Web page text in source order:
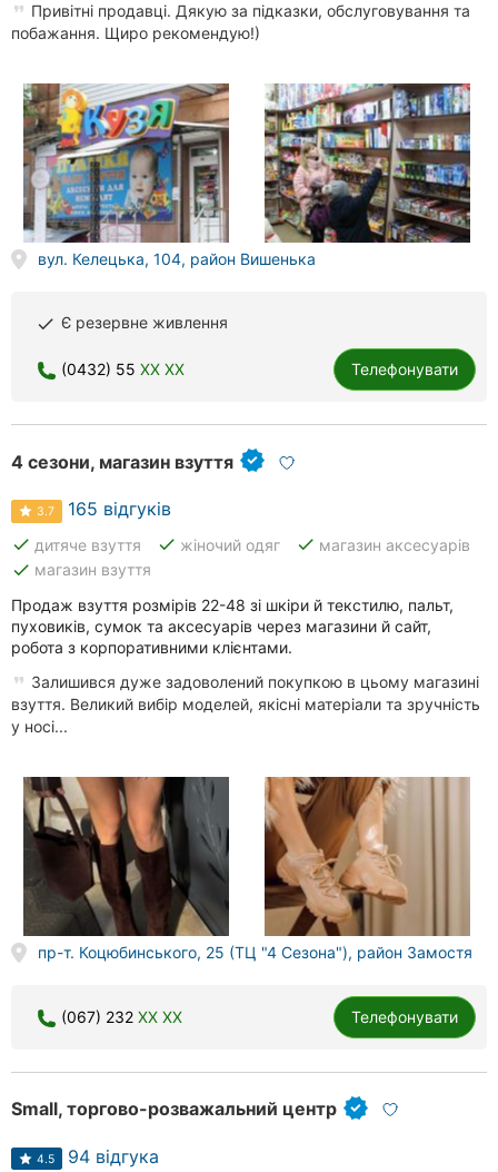
Львів
Кривий
Ріг
Миколаїв
Херсон
Полтава
Франківськ
Луцьк
Ужгород
Карпати
Привітні продавці. Дякую за підказки, обслуговування та
побажання. Щиро рекомендую!)
вул. Келецька, 104, район Вишенька
done Є резервне живлення
(0432) 55 XX XX Телефонувати
4 сезони, магазин взуття
3.7 165 відгуків
done дитяче взуття done жіночий одяг done магазин аксесуарів
done магазин взуття
Продаж взуття розмірів 22-48 зі шкіри й текстилю, пальт,
пуховиків, сумок та аксесуарів через магазини й сайт,
робота з корпоративними клієнтами.
Залишився дуже задоволений покупкою в цьому магазині
взуття. Великий вибір моделей, якісні матеріали та зручність
у носі...
пр-т. Коцюбинського, 25 (ТЦ "4 Сезона"), район Замостя
(067) 232 XX XX Телефонувати
Small, торгово-розважальний центр
4.5 94 відгука